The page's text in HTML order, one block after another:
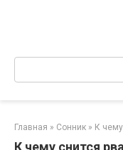
Главная » Сонник » К
К чему снится